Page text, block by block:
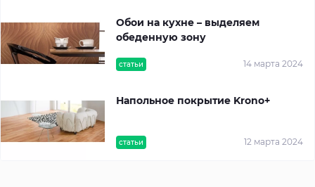
статьи 14 марта 2024
Обои на кухне – выделяем
обеденную зону
статьи 12 марта 2024
Напольное покрытие Krono+